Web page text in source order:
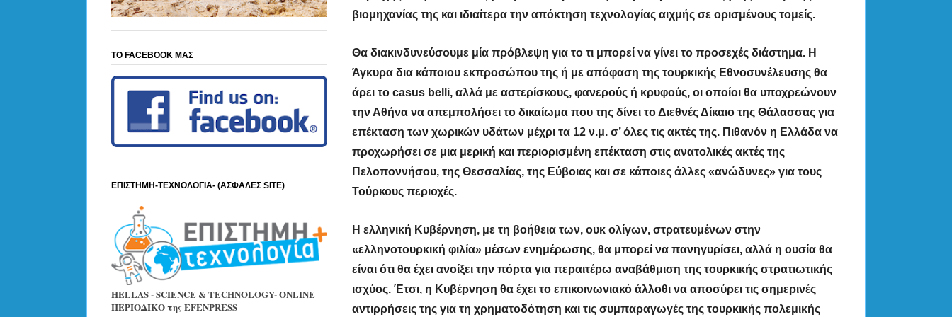
βιομηχανίας της και ιδιαίτερα την απόκτηση τεχνολογίας αιχμής σε ορισμένους τομείς.
Θα διακινδυνεύσουμε μία πρόβλεψη για το τι μπορεί να γίνει το προσεχές διάστημα. Η
Άγκυρα δια κάποιου εκπροσώπου της ή με απόφαση της τουρκικής Εθνοσυνέλευσης θα
άρει το casus belli, αλλά με αστερίσκους, φανερούς ή κρυφούς, οι οποίοι θα υποχρεώνουν
την Αθήνα να απεμπολήσει το δικαίωμα που της δίνει το Διεθνές Δίκαιο της Θάλασσας για
επέκταση των χωρικών υδάτων μέχρι τα 12 ν.μ. σ’ όλες τις ακτές της. Πιθανόν η Ελλάδα να
προχωρήσει σε μια μερική και περιορισμένη επέκταση στις ανατολικές ακτές της
Πελοποννήσου, της Θεσσαλίας, της Εύβοιας και σε κάποιες άλλες «ανώδυνες» για τους
Τούρκους περιοχές.
Η ελληνική Κυβέρνηση, με τη βοήθεια των, ουκ ολίγων, στρατευμένων στην
«ελληνοτουρκική φιλία» μέσων ενημέρωσης, θα μπορεί να πανηγυρίσει, αλλά η ουσία θα
είναι ότι θα έχει ανοίξει την πόρτα για περαιτέρω αναβάθμιση της τουρκικής στρατιωτικής
ισχύος. Έτσι, η Κυβέρνηση θα έχει το επικοινωνιακό άλλοθι να αποσύρει τις σημερινές
αντιρρήσεις της για τη χρηματοδότηση και τις συμπαραγωγές της τουρκικής πολεμικής
ΤΟ FACEBOOK ΜΑΣ
ΕΠΙΣΤΗΜΗ-ΤΕΧΝΟΛΟΓΙΑ- (ΑΣΦΑΛΕΣ SITE)
HELLAS - SCIENCE & TECHNOLOGY- ONLINE
ΠΕΡΙΟΔΙΚΟ της EFENPRESS